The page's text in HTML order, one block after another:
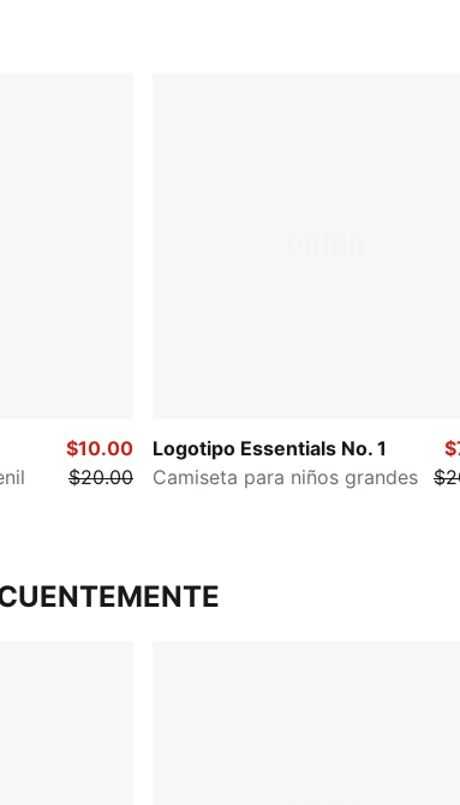
$10.00
$20.00
Logotipo Essentials No. 1
Camiseta para niños grandes